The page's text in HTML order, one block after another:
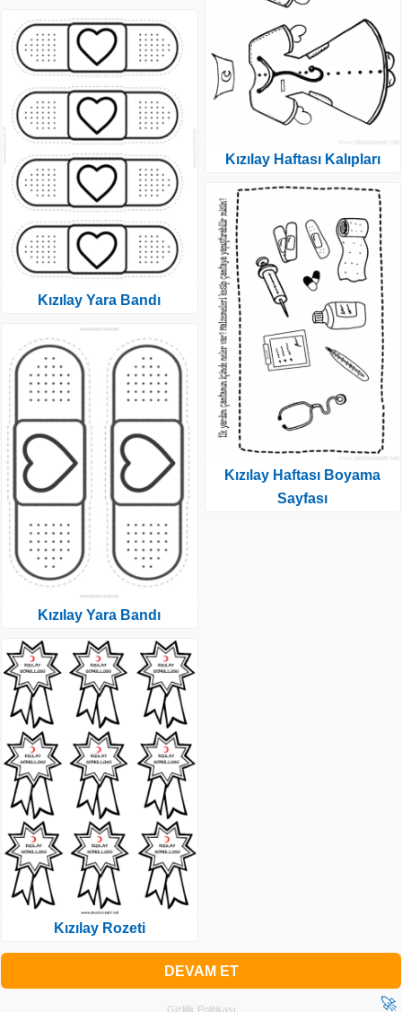
Kızılay Yara Bandı
Kızılay Yara Bandı
Kızılay Rozeti
Kızılay Haftası Kalıpları
Kızılay Haftası Boyama
Sayfası
DEVAM ET
Gizlilik Politikası 🚀